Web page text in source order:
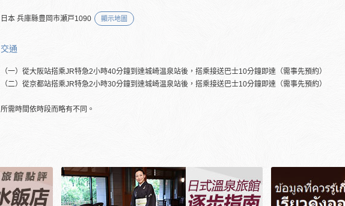
日本 兵庫縣豊岡市瀬戸1090 顯示地圖
交通
（一）從大阪站搭乘JR特急2小時40分鐘到達城崎温泉站後，搭乘接送巴士10分鐘即達（需事先預約）
（二）從京都站搭乘JR特急2小時30分鐘到達城崎温泉站後，搭乘接送巴士10分鐘即達（需事先預約）
所需時間依時段而略有不同。